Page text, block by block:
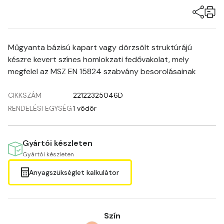
Műgyanta bázisú kapart vagy dörzsölt struktúrájú
készre kevert színes homlokzati fedővakolat, mely
megfelel az MSZ EN 15824 szabvány besorolásainak
CIKKSZÁM
22122325046D
RENDELÉSI EGYSÉG1 vödör
Gyártói készleten
Gyártói készleten
Anyagszükséglet kalkulátor
Szín